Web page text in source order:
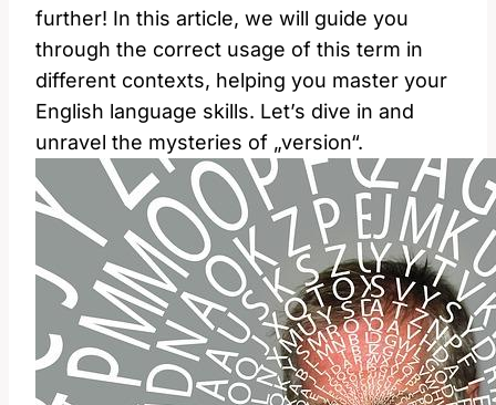
further! In this article, we will guide you
through the correct usage of this term in
different contexts, helping you master your
English language skills. Let’s dive in and
unravel the mysteries of „version“.